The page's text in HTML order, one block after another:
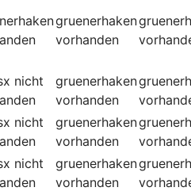
gruenerhaken
vorhanden
nicht
gruenerhaken
vorhanden
nicht
gruenerhaken
vorhanden
nicht
gruenerhaken
vorhanden